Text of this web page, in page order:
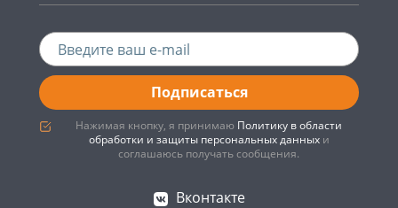
Подписаться
Нажимая кнопку, я принимаю Политику в области
обработки и защиты персональных данныхи
соглашаюсь получать сообщения.
Вконтакте